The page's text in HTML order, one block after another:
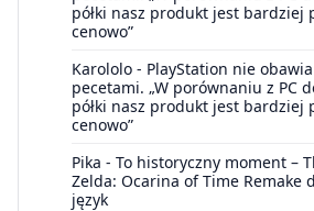
półki nasz produkt jest bardziej
cenowo”
Karololo - PlayStation nie
pecetami. „W porównaniu z PC
półki nasz produkt jest bardziej
cenowo”
Pika - To historyczny moment –
Zelda: Ocarina of Time Remake
język